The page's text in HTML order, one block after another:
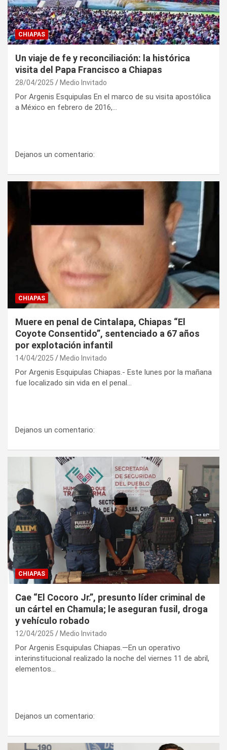
CHIAPAS
Un viaje de fe y reconciliación: la histórica
visita del Papa Francisco a Chiapas
28/04/2025 Medio Invitado
Por Argenis Esquipulas En el marco de su visita apostólica
a México en febrero de 2016,…
Dejanos un comentario:
CHIAPAS
Muere en penal de Cintalapa, Chiapas “El
Coyote Consentido”, sentenciado a 67 años
por explotación infantil
14/04/2025 Medio Invitado
Por Argenis Esquipulas Chiapas.- Este lunes por la mañana
fue localizado sin vida en el penal…
Dejanos un comentario:
CHIAPAS
Cae “El Cocoro Jr.”, presunto líder criminal de
un cártel en Chamula; le aseguran fusil, droga
y vehículo robado
12/04/2025 Medio Invitado
Por Argenis Esquipulas Chiapas.—En un operativo
interinstitucional realizado la noche del viernes 11 de abril,
elementos…
Dejanos un comentario: